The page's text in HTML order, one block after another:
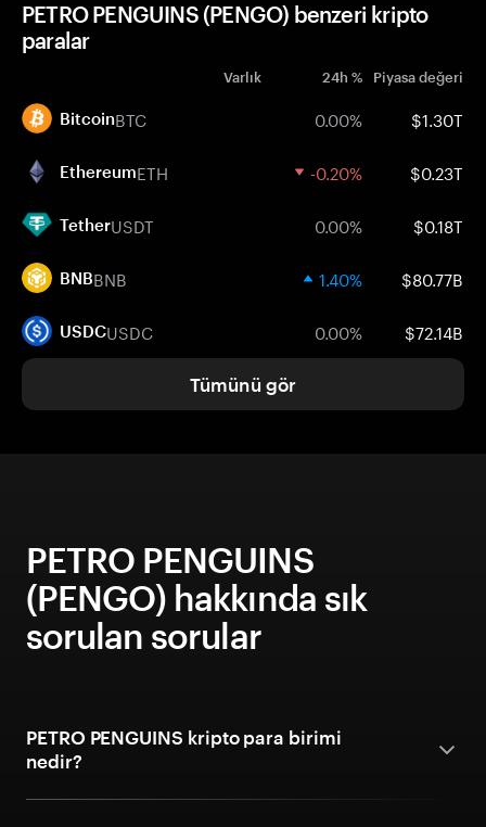
PETRO PENGUINS (PENGO) benzeri kripto
paralar
Varlık 24h % Piyasa değeri
BitcoinBTC 0.00% $1.30T
EthereumETH -0.20% $0.23T
TetherUSDT 0.00% $0.18T
BNBBNB 1.40% $80.77B
USDCUSDC 0.00% $72.14B
Tümünü gör
PETRO PENGUINS
(PENGO) hakkında sık
sorulan sorular
PETRO PENGUINS kripto para birimi
nedir?